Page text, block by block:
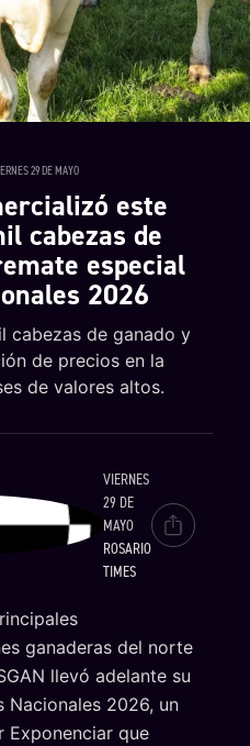
29 DE MAYO
este
cabezas de
especial
2026
cabezas de ganado y
de precios en la
de valores altos.
VIERNES
29 DE
MAYO
ROSARIO
TIMES
ganaderas del norte
llevó adelante su
Nacionales 2026, un
Exponenciar que